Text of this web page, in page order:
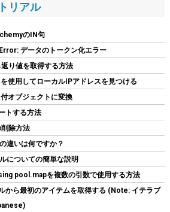
デル PC電源ユニット 850W PCIE 5.1 対
3.1 認証済 フルモジュラー 12V-2x6 ケ
JP
72.78 (2026-08-09 04:05 GMT +09:00 時点 -詳細はこ
リアル
のIN句
データのトークン化エラー
り値を取得する方法
使用してローカルIPアドレスを見つける
オブジェクトに変換
トする方法
除方法
違いは何ですか？
についての簡単な説明
pool.mapを複数の引数で使用する方法
から最初のアイテムを取得する (Note: イテラブ